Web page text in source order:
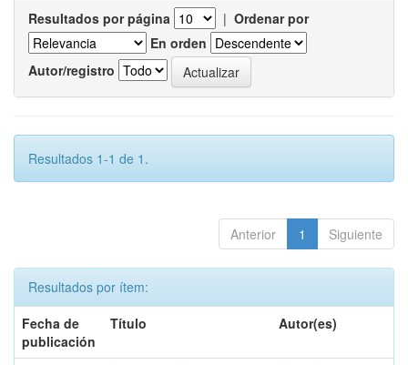
Resultados por página | Ordenar por
En orden
Autor/registro
Resultados 1-1 de 1.
Anterior 1 Siguiente
Resultados por ítem:
Fecha de
publicación
Título Autor(es)